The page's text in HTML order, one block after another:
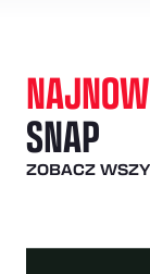
SNAP
ZOBACZ
W jaki